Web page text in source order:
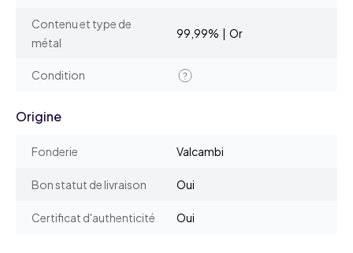
Contenu et type de
métal
99,99% | Or
Condition
Origine
Fonderie Valcambi
Bon statut de livraison Oui
Certificat d'authenticité Oui